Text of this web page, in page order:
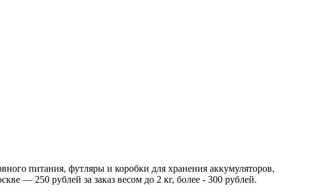
питания, футляры и коробки для хранения аккумуляторов,
— 250 рублей за заказ весом до 2 кг, более - 300 рублей.